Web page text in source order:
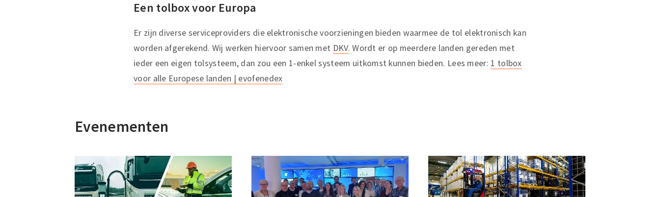
Een tolbox voor Europa
Er zijn diverse serviceproviders die elektronische voorzieningen bieden waarmee de tol elektronisch kan
worden afgerekend. Wij werken hiervoor samen met DKV. Wordt er op meerdere landen gereden met
ieder een eigen tolsysteem, dan zou een 1-enkel systeem uitkomst kunnen bieden. Lees meer: 1 tolbox
voor alle Europese landen | evofenedex
Evenementen